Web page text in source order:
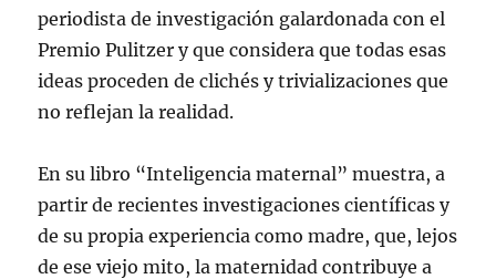
periodista de investigación galardonada con el
Premio Pulitzer y que considera que todas esas
ideas proceden de clichés y trivializaciones que
no reflejan la realidad.
En su libro “Inteligencia maternal” muestra, a
partir de recientes investigaciones científicas y
de su propia experiencia como madre, que, lejos
de ese viejo mito, la maternidad contribuye a